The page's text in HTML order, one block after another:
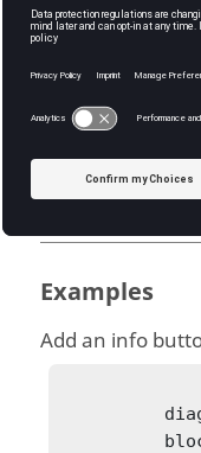
dialog
Type:dialog
functionName
The name
Type:string
Examples
Add an info